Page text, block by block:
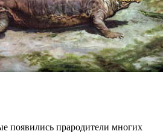
появились прародители многих